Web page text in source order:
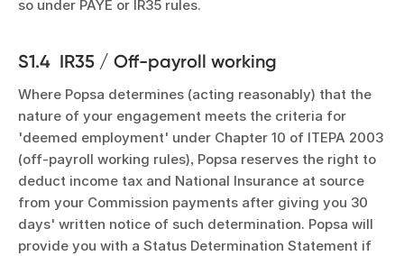
so under PAYE or IR35 rules.
S1.4 IR35 / Off-payroll working
Where Popsa determines (acting reasonably) that the
nature of your engagement meets the criteria for
'deemed employment' under Chapter 10 of ITEPA 2003
(off-payroll working rules), Popsa reserves the right to
deduct income tax and National Insurance at source
from your Commission payments after giving you 30
days' written notice of such determination. Popsa will
provide you with a Status Determination Statement if